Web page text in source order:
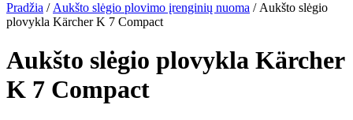
Pradžia / Aukšto slėgio plovimo įrenginių nuoma / Aukšto slėgio
plovykla Kärcher K 7 Compact
Aukšto slėgio plovykla Kärcher
K 7 Compact